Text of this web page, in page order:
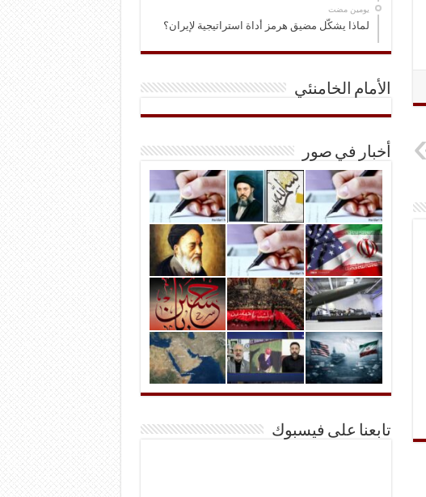
‏يومين مضت
لماذا يشكّل مضيق هرمز أداة استراتيجية لإيران؟
الأمام الخامنئي
أخبار في صور
تابعنا على فيسبوك